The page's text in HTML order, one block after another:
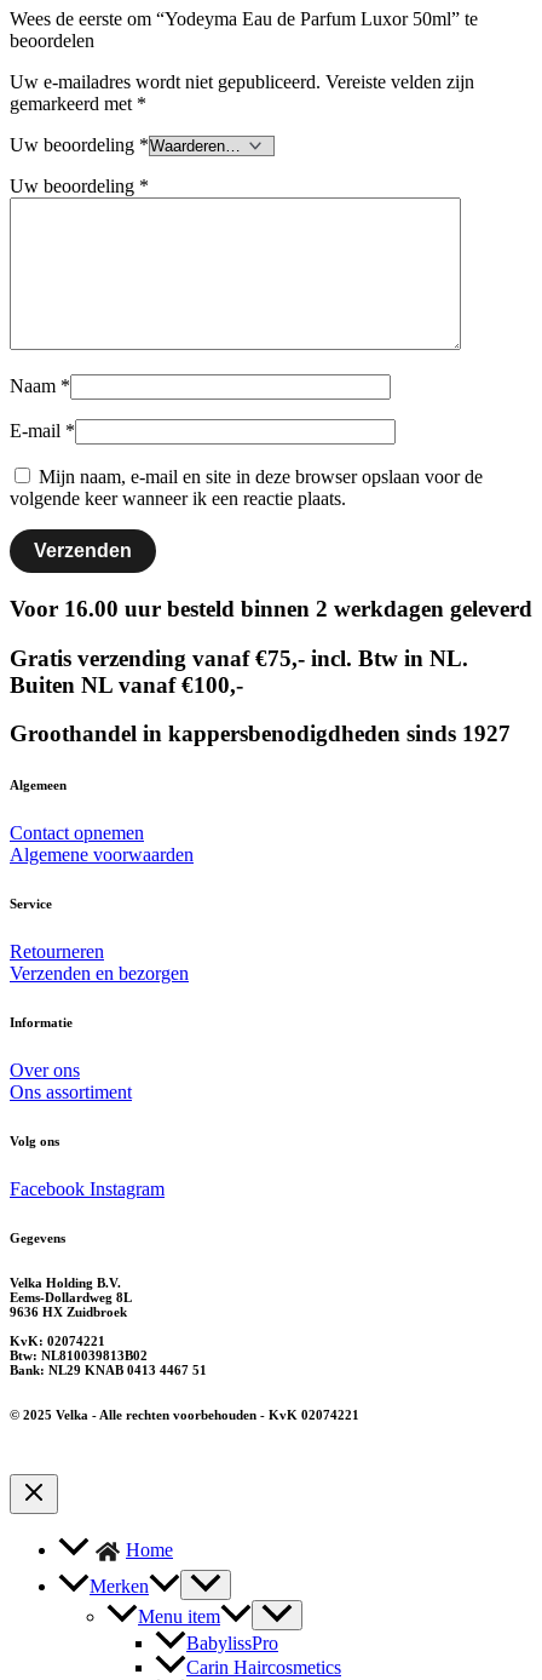
Wees de eerste om “Yodeyma Eau de Parfum Luxor 50ml” te
beoordelen
Uw e-mailadres wordt niet gepubliceerd. Vereiste velden zijn
gemarkeerd met *
Uw beoordeling *
Uw beoordeling *
Naam *
E-mail *
Mijn naam, e-mail en site in deze browser opslaan voor de
volgende keer wanneer ik een reactie plaats.
Voor 16.00 uur besteld binnen 2 werkdagen geleverd
Gratis verzending vanaf €75,- incl. Btw in NL.
Buiten NL vanaf €100,-
Groothandel in kappersbenodigdheden sinds 1927
Algemeen
Contact opnemen
Algemene voorwaarden
Service
Retourneren
Verzenden en bezorgen
Informatie
Over ons
Ons assortiment
Volg ons
Facebook Instagram
Gegevens
Velka Holding B.V.
Eems-Dollardweg 8L
9636 HX Zuidbroek
KvK: 02074221
Btw: NL810039813B02
Bank: NL29 KNAB 0413 4467 51
© 2025 Velka - Alle rechten voorbehouden - KvK 02074221
Home
Merken
Menu item
BabylissPro
Carin Haircosmetics